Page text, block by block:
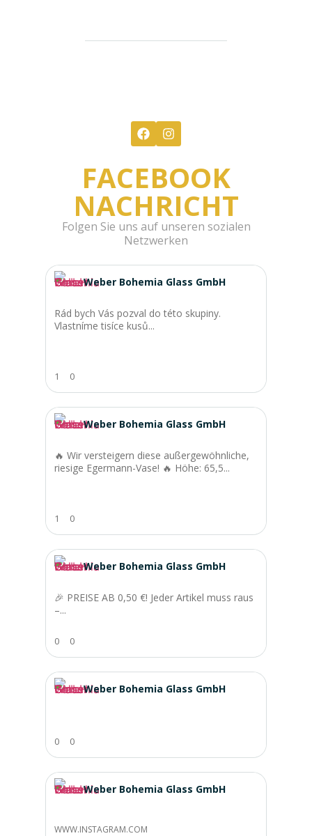
FACEBOOK
NACHRICHT
Folgen Sie uns auf unseren sozialen
Netzwerken
Weber Bohemia Glass GmbH
Rád bych Vás pozval do této skupiny.
Vlastníme tisíce kusů...
1 0
Weber Bohemia Glass GmbH
🔥 Wir versteigern diese außergewöhnliche,
riesige Egermann-Vase! 🔥 Höhe: 65,5...
1 0
Weber Bohemia Glass GmbH
🎉 PREISE AB 0,50 €! Jeder Artikel muss raus
–...
0 0
Weber Bohemia Glass GmbH
0 0
Weber Bohemia Glass GmbH
WWW.INSTAGRAM.COM